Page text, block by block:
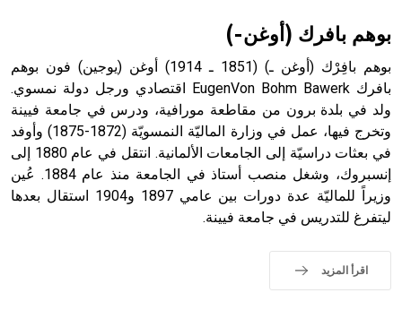
- هل تعلم أن أبجر Abgar اسم معروف جيداً يعود إلى عدد من
الملوك الذين حكموا مدينة إديسا (الرها) من أبجر الأول وحتى
التاسع، وهم ينتسبون إلى أسرة أوسروين
sign تكتب منفصلة غير متصلة، وتعتمد المبدأ الأكوروفوني،
بوهم بافرك (أوغن-)
بوهم بافِرْك (أوغن ـ) (1851 ـ 1914) أوغن (يوجين) فون بوهم
بافرك EugenVon Bohm Bawerk اقتصادي ورجل دولة نمسوي.
ولد في بلدة برون من مقاطعة مورافية، ودرس في جامعة فيينة
وتخرج فيها، عمل في وزارة الماليّة النمسويّة (1872-1875) وأوفد
في بعثات دراسيّة إلى الجامعات الألمانية. انتقل في عام 1880 إلى
إنسبروك، وشغل منصب أستاذ في الجامعة منذ عام 1884. عُين
وزيراً للماليّة عدة دورات بين عامي 1897 و1904 استقال بعدها
ليتفرغ للتدريس في جامعة فيينة.
اقرأ المزيد